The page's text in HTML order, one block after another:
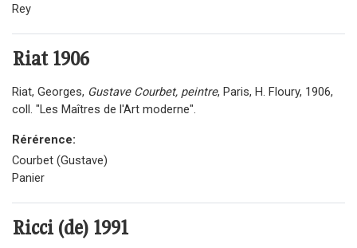
Rey
Riat1906
Riat, Georges, Gustave Courbet, peintre, Paris, H. Floury, 1906,
coll. "Les Maîtres de l'Art moderne".
Rérérence:
Courbet (Gustave)
Panier
Ricci (de) 1991